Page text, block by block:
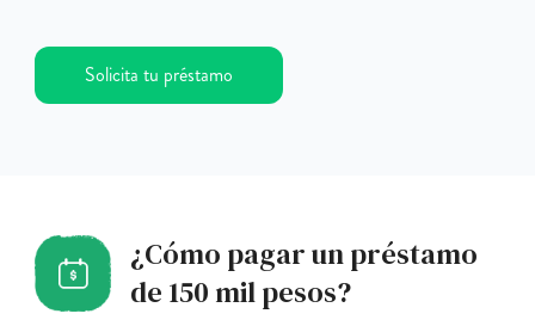
Solicita tu préstamo
¿Cómo pagar un préstamo
de 150 mil pesos?